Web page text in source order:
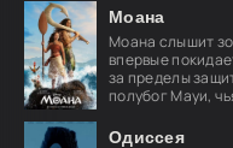
Моана
Моана слышит
впервые
за пределы
полубог Мауи,
Одиссея